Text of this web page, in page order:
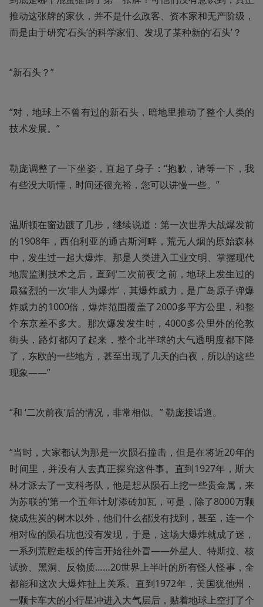
推动这张牌的家伙，并不是什么政客、资本家和无产阶级，
而是由于研究‘石头’的科学家们、发现了某种新的‘石头’？
“新石头？”
“对，地球上不曾有过的新石头，暗地里推动了整个人类的
技术发展。”
勒庞调整了一下坐姿，直起了身子：“抱歉，请等一下，我
有些没大听懂，时间还很充裕，您可以讲慢一些。”
温斯顿在窗边踱了几步，继续说道：第一次世界大战爆发前
的1908年，西伯利亚的通古斯河畔，荒无人烟的原始森林
中，发生过一起大爆炸。那是人类进入工业文明、掌握现代
地震监测技术之后，直到‘二次前夜’之前，地球上发生过的
最猛烈的一次‘非人为爆炸’，其爆炸威力，是广岛原子弹爆
炸威力的1000倍，爆炸范围覆盖了2000多平方公里，和整
个东京差不多大。那次爆发发生时，4000多公里外的伦敦
街头，路灯都闪了起来，整个北半球的大气透明度都下降
了，东欧的一些地方，甚至出现了几天的白夜，所以的这些
现象——”
“和 ‘二次前夜’后的情况，非常相似。” 勒庞接话道。
“当时，大家都认为那是一次陨石撞击，但是在将近20年的
时间里，并没有人去真正探究这件事。直到1927年，斯大
林才派去了一支科考队，他是想从陨石上挖一些贵金属，来
为苏联的‘第一个五年计划’添砖加瓦，可是，除了8000万颗
烧成焦炭的树木以外，他们什么都没有找到，甚至，连一个
相对应的陨石坑也没有发现，于是，这场大爆炸就成了迷，
一系列荒腔走板的传言开始往外冒——外星人、特斯拉、核
试验、黑洞、反物质……20世界上半叶的所有怪人怪事，全
都能和这次大爆炸扯上关系。直到1972年，美国犹他州，
一颗卡车大的小行星冲进入大气层后，贴着地球上空打了个